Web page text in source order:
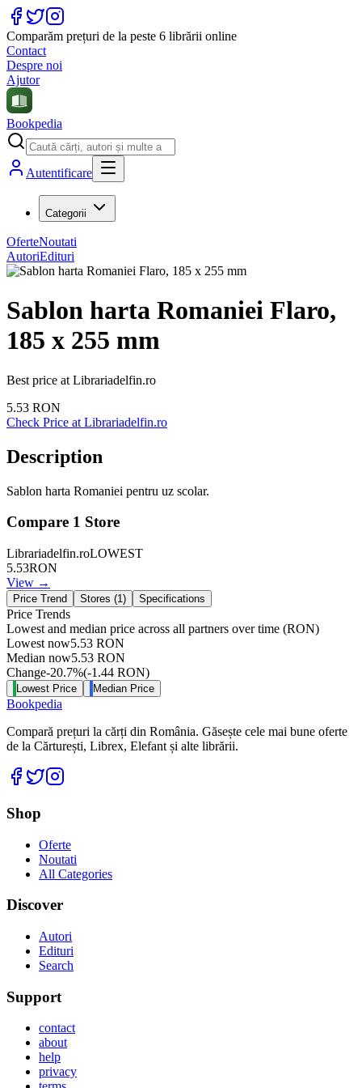
Comparăm prețuri de la peste 6 librării online
Contact
Despre noi
Ajutor
Bookpedia
Autentificare
Categorii
OferteNoutati
AutoriEdituri
Sablon harta Romaniei Flaro,
185 x 255 mm
Best price at Librariadelfin.ro
5.53 RON
Check Price at Librariadelfin.ro
Description
Sablon harta Romaniei pentru uz scolar.
Compare 1 Store
Librariadelfin.roLOWEST
5.53RON
View →
Price Trend Stores (1) Specifications
Price Trends
Lowest and median price across all partners over time (RON)
Lowest now5.53 RON
Median now5.53 RON
Change-20.7%(-1.44 RON)
Lowest Price Median Price
Bookpedia
Compară prețuri la cărți din România. Găsește cele mai bune oferte
de la Cărturești, Librex, Elefant și alte librării.
Facebook
Twitter
Shop
Oferte
Noutati
All Categories
Discover
Autori
Edituri
Search
Support
contact
about
help
privacy